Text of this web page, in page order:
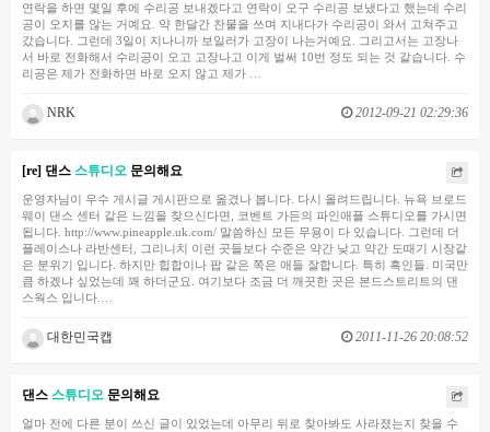
연락을 하면 몇일 후에 수리공 보내겠다고 연락이 오구 수리공 보냈다고 했는데 수리
공이 오지를 않는 거예요. 약 한달간 찬물을 쓰며 지내다가 수리공이 와서 고쳐주고
갔습니다. 그런데 3일이 지나니까 보일러가 고장이 나는거예요. 그리고서는 고장나
서 바로 전화해서 수리공이 오고 고장나고 이게 벌써 10번 정도 되는 것 같습니다. 수
리공은 제가 전화하면 바로 오지 않고 제가 …
NRK 2012-09-21 02:29:36
[re] 댄스 스튜디오 문의해요
운영자님이 우수 게시글 게시판으로 옮겼나 봅니다. 다시 올려드립니다. 뉴욕 브로드
웨이 댄스 센터 같은 느낌을 찾으신다면, 코벤트 가든의 파인애플 스튜디오를 가시면
됩니다. http://www.pineapple.uk.com/ 말씀하신 모든 무용이 다 있습니다. 그런데 더
플레이스나 라반센터, 그리니치 이런 곳들보다 수준은 약간 낮고 약간 도때기 시장같
은 분위기 입니다. 하지만 힙합이나 팝 같은 쪽은 애들 잘합니다. 특히 흑인들. 미국만
큼 하겠냐 싶었는데 꽤 하더군요. 여기보다 조금 더 깨끗한 곳은 본드스트리트의 댄
스웍스 입니다.…
대한민국캡 2011-11-26 20:08:52
댄스 스튜디오 문의해요
얼마 전에 다른 분이 쓰신 글이 있었는데 아무리 뒤로 찾아봐도 사라졌는지 찾을 수